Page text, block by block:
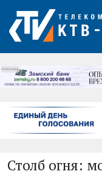
РЕКЛАМА
Столб огня: